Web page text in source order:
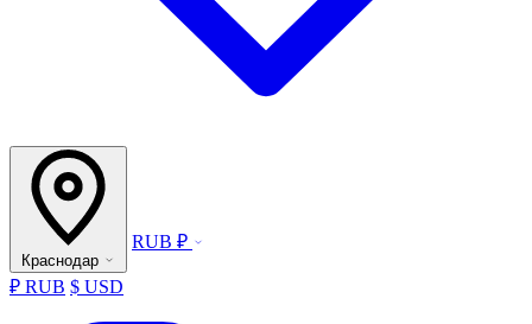
Краснодар
RUB ₽
₽ RUB $ USD